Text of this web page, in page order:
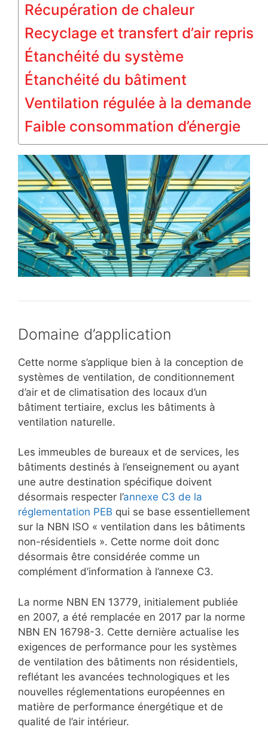
Récupération de chaleur
Recyclage et transfert d’air repris
Étanchéité du système
Étanchéité du bâtiment
Ventilation régulée à la demande
Faible consommation d’énergie
Domaine d’application
Cette norme s’applique bien à la conception de
systèmes de ventilation, de conditionnement
d’air et de climatisation des locaux d’un
bâtiment tertiaire, exclus les bâtiments à
ventilation naturelle.
Les immeubles de bureaux et de services, les
bâtiments destinés à l’enseignement ou ayant
une autre destination spécifique doivent
désormais respecter l’annexe C3 de la
réglementation PEB qui se base essentiellement
sur la NBN ISO « ventilation dans les bâtiments
non-résidentiels ». Cette norme doit donc
désormais être considérée comme un
complément d’information à l’annexe C3.
La norme NBN EN 13779, initialement publiée
en 2007, a été remplacée en 2017 par la norme
NBN EN 16798-3. Cette dernière actualise les
exigences de performance pour les systèmes
de ventilation des bâtiments non résidentiels,
reflétant les avancées technologiques et les
nouvelles réglementations européennes en
matière de performance énergétique et de
qualité de l’air intérieur.